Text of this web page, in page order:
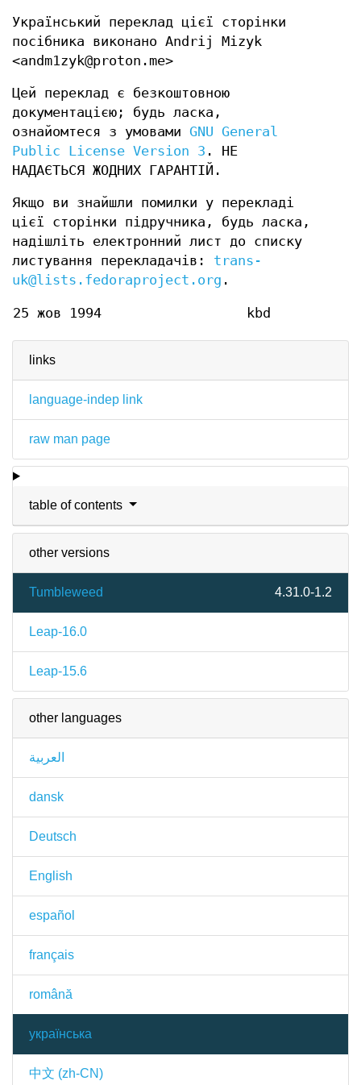
links
language-indep link
raw man page
table of contents
other versions
Tumbleweed 4.31.0-1.2
Leap-16.0
Leap-15.6
other languages
العربية
dansk
Deutsch
English
español
français
română
українська
中文 (zh-CN)
Український переклад цієї сторінки
посібника виконано Andrij Mizyk
<andm1zyk@proton.me>
Цей переклад є безкоштовною
документацією; будь ласка,
ознайомтеся з умовами GNU General
Public License Version 3 . НЕ
НАДАЄТЬСЯ ЖОДНИХ ГАРАНТІЙ.
Якщо ви знайшли помилки у перекладі
цієї сторінки підручника, будь ласка,
надішліть електронний лист до списку
листування перекладачів: trans-
uk@lists.fedoraproject.org .
25 жов 1994 kbd